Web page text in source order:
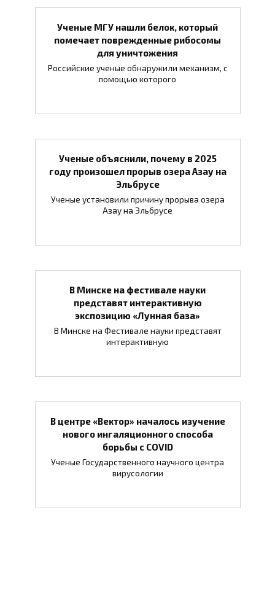
Ученые МГУ нашли белок, который
помечает поврежденные рибосомы
для уничтожения
Российские ученые обнаружили механизм, с
помощью которого
Ученые объяснили, почему в 2025
году произошел прорыв озера Азау на
Эльбрусе
Ученые установили причину прорыва озера
Азау на Эльбрусе
В Минске на фестивале науки
представят интерактивную
экспозицию «Лунная база»
В Минске на Фестивале науки представят
интерактивную
В центре «Вектор» началось изучение
нового ингаляционного способа
борьбы с COVID
Ученые Государственного научного центра
вирусологии